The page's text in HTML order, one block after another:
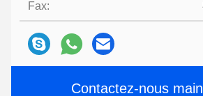
Fax:
Contactez-nous